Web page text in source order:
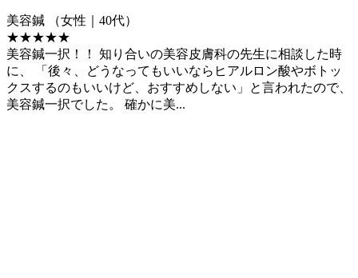
美容鍼
（女性｜40代）
★★★★★
美容鍼一択！！ 知り合いの美容皮膚科の先生に相談した時
に、 「後々、どうなってもいいならヒアルロン酸やボトッ
クスするのもいいけど、おすすめしない」と言われたので、
美容鍼一択でした。 確かに美...